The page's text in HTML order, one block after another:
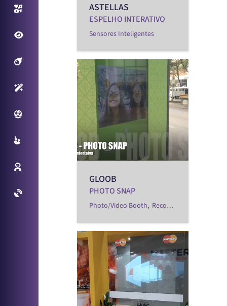
Photo/Video Booth
Filtros Interativos
Sensores Inteligentes
Plataforma Virtual
Projetos Especiais
ASTELLAS
ESPELHO INTERATIVO
Sensores Inteligentes
GLOOB
PHOTO SNAP
Photo/Video Booth, Reconhecimento Facial